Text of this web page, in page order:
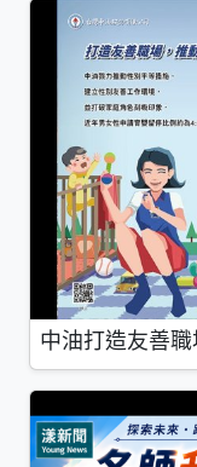
中油打造友善